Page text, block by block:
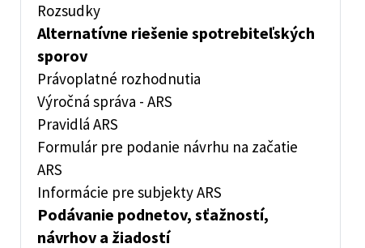
Rozsudky
Alternatívne riešenie spotrebiteľských
sporov
Právoplatné rozhodnutia
Výročná správa - ARS
Pravidlá ARS
Formulár pre podanie návrhu na začatie
ARS
Informácie pre subjekty ARS
Podávanie podnetov, sťažností,
návrhov a žiadostí